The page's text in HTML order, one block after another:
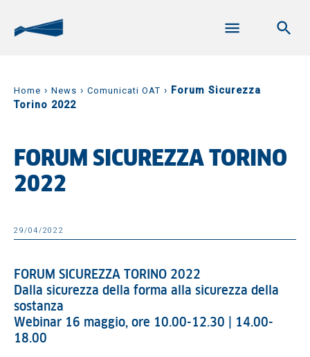
Home › News › Comunicati OAT › Forum Sicurezza
Torino 2022
FORUM SICUREZZA TORINO
2022
29/04/2022
FORUM SICUREZZA TORINO 2022
Dalla sicurezza della forma alla sicurezza della
sostanza
Webinar 16 maggio, ore 10.00-12.30 | 14.00-
18.00